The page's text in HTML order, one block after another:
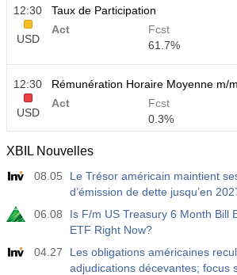
12:30
USD
Taux de Participation
Act
Fcst
61.7%
12:30
USD
Rémunération Horaire Moyenne m/m
Act
Fcst
0.3%
12:30
Rémunération Horaire Moyenne a/a
Act
Fcst
3.5%
USD
Masses Salariales Privées Non-
Act
Fcst
40 K
XBIL Nouvelles
08.05
Le Trésor américain maintient
d’émission de dette jusqu’en
06.08
Is F/m US Treasury 6 Month Bill
ETF Right Now?
04.27
Les obligations américaines
adjudications décevantes; focus